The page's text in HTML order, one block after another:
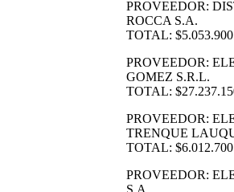
PROVEEDOR:
ROCCA S.A.
TOTAL: $5.053.900
PROVEEDOR:
GOMEZ S.R.L.
TOTAL:
PROVEEDOR:
TRENQUE
TOTAL: $6.012.700
PROVEEDOR: